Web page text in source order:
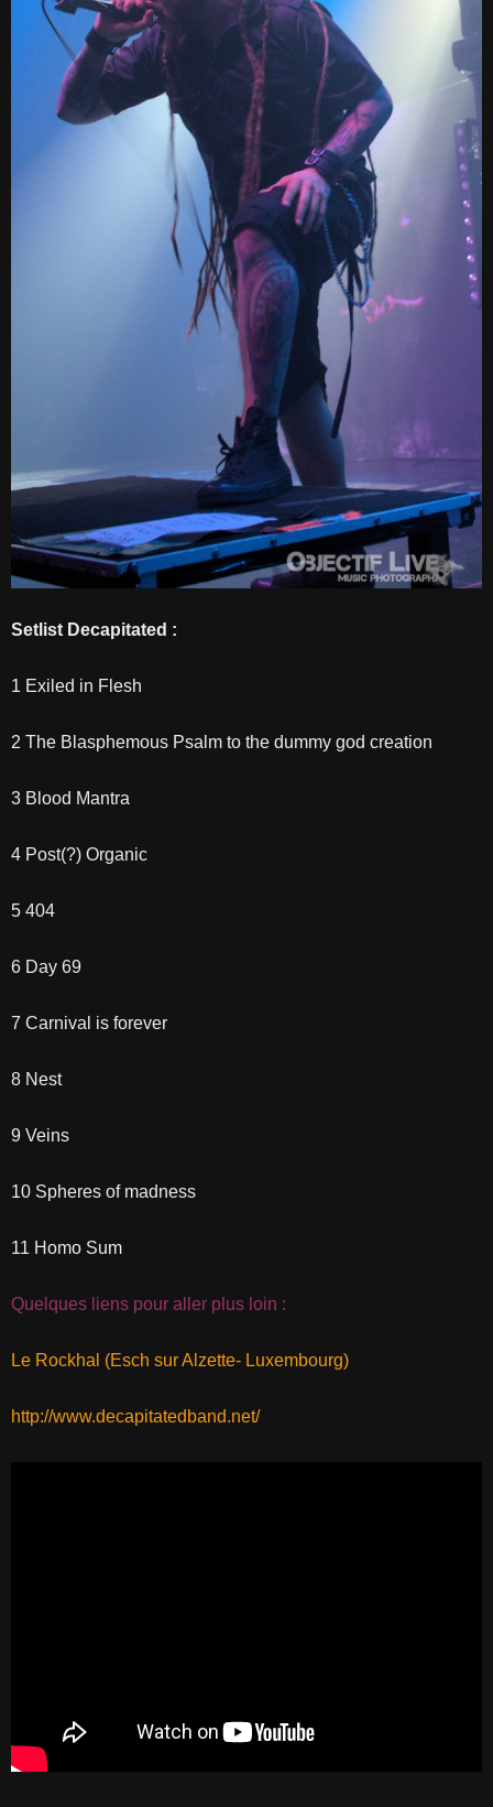
Setlist Decapitated :
1 Exiled in Flesh
2 The Blasphemous Psalm to the dummy god creation
3 Blood Mantra
4 Post(?) Organic
5 404
6 Day 69
7 Carnival is forever
8 Nest
9 Veins
10 Spheres of madness
11 Homo Sum
Quelques liens pour aller plus loin :
Le Rockhal (Esch sur Alzette- Luxembourg)
http://www.decapitatedband.net/